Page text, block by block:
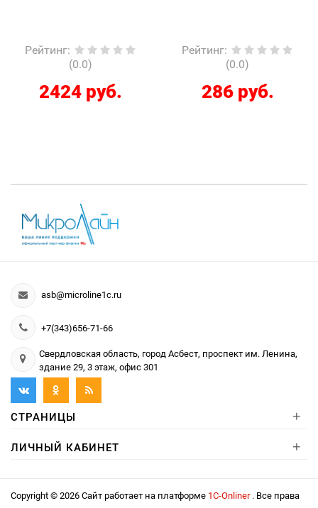
Рейтинг:
(0.0)
2424 руб.
Рейтинг:
(0.0)
286 руб.
asb@microline1c.ru
+7(343)656-71-66
Свердловская область, город Асбест, проспект им. Ленина,
здание 29, 3 этаж, офис 301
СТРАНИЦЫ +
ЛИЧНЫЙ КАБИНЕТ +
Copyright © 2026 Сайт работает на платформе 1С-Onliner . Все права